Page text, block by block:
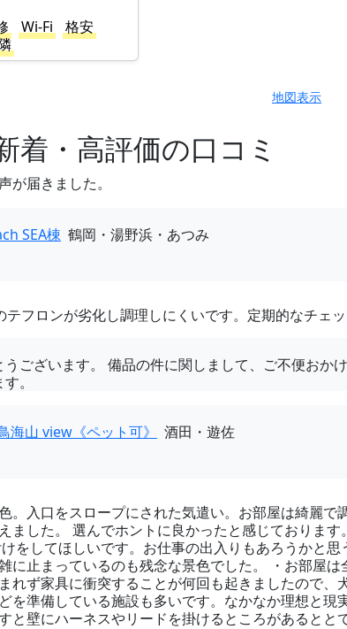
Wi-Fi
格安
地図表示
着・高評価の口コミ
が届きました。
SEA棟 鶴岡・湯野浜・あつみ
フロンが劣化し調理しにくいです。定期的なチェ
ございます。 備品の件に関しまして、ご不便お
。
海山 view《ペット可》 酒田・遊佐
。入口をスロープにされた気遣い。お部屋は綺麗
ました。 選んでホントに良かったと感じておりま
をしてほしいです。お仕事の出入りもあろうかと
に止まっているのも残念な景色でした。 ・お部屋
れず家具に衝突することが何回も起きましたので
を準備している施設も多いです。なかなか理想と
と壁にハーネスやリードを掛けるところがあるとと